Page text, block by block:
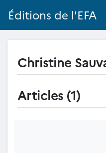
Éditions de l'EFA
Christine
Articles (1)